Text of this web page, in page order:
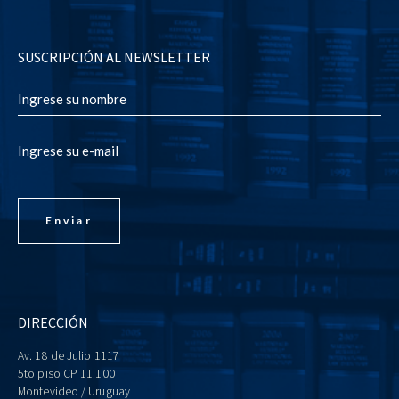
SUSCRIPCIÓN AL NEWSLETTER
DIRECCIÓN
Av. 18 de Julio 1117
5to piso CP 11.100
Montevideo / Uruguay